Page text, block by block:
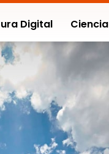
Digital Ciencia